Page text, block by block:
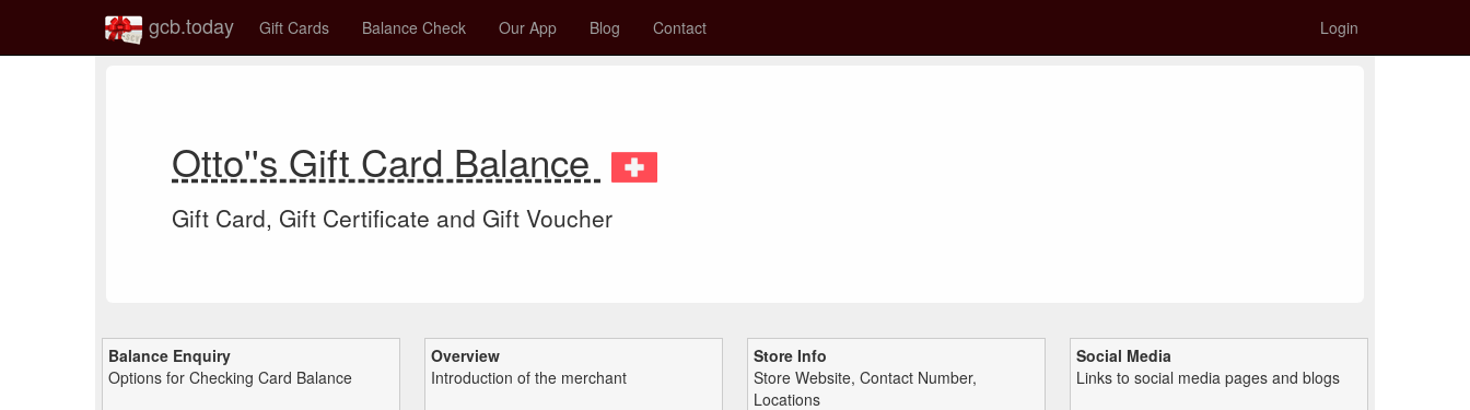
gcb.today Gift Cards Balance Check Our App Blog Contact Login
Otto''s Gift Card Balance
Gift Card, Gift Certificate and Gift Voucher
Balance Enquiry
Options for Checking Card Balance
Overview
Introduction of the merchant
Store Info
Store Website, Contact Number,
Locations
Social Media
Links to social media pages and blogs